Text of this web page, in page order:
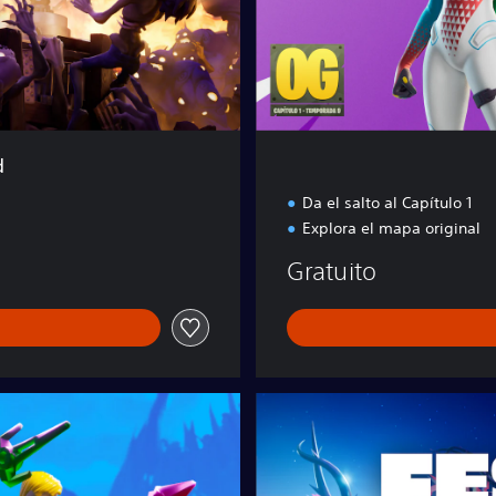
n
e
s
Da el salto al Capítulo 1
Explora el mapa original
Gratuito
t